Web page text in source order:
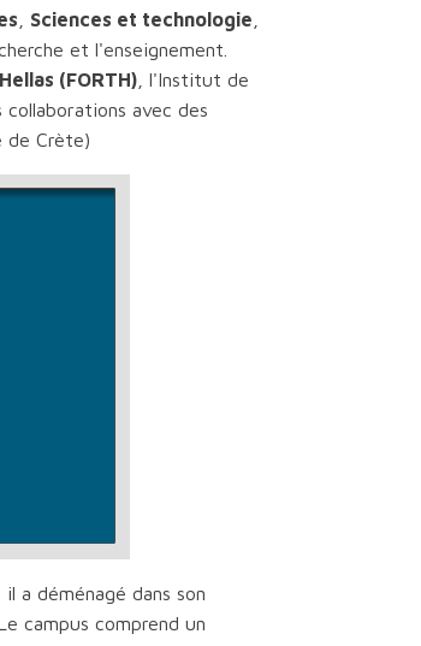
Sciences et technologie
et l'enseignement.
(FORTH) , l'Institut de
collaborations avec des
de Crète)
a déménagé dans son
campus comprend un